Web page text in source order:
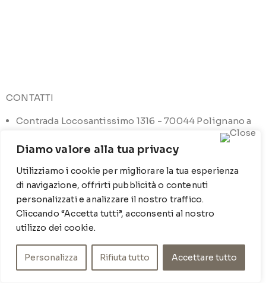
Diamo valore alla tua privacy
Utilizziamo i cookie per migliorare la tua esperienza
di navigazione, offrirti pubblicità o contenuti
personalizzati e analizzare il nostro traffico.
Cliccando “Accetta tutti”, acconsenti al nostro
utilizzo dei cookie.
Personalizza Rifiuta tutto Accettare tutto
CONTATTI
Contrada Locosantissimo 1316 - 70044 Polignano a
T: 080 917 78 89
WZ: 329 6510725
Minfo@poishome.it
INFO
Chi siamo
Cookie Policy